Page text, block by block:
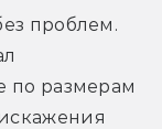
проблем.
по размерам